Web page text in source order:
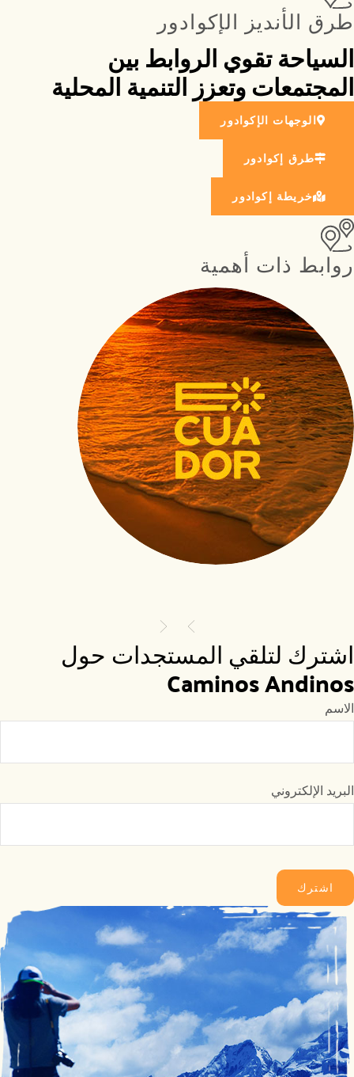
طرق الأنديز الإكوادور
السياحة تقوي الروابط بين
المجتمعات وتعزز التنمية المحلية
الوجهات الإكوادور
طرق إكوادور
خريطة إكوادور
روابط ذات أهمية
اشترك لتلقي المستجدات حول
Caminos Andinos
الاسم
البريد الإلكتروني
اشترك